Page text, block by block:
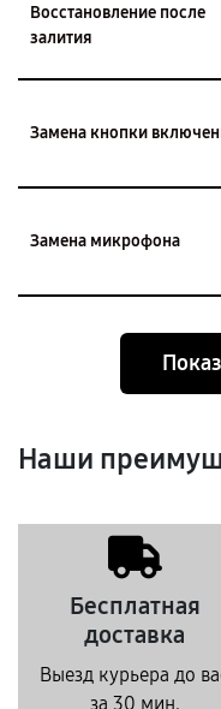
Восстановление после
залития
Замена кнопки
Замена микрофона
Наши
Бесплатная
доставка
Выезд курьера до
за 30 мин.